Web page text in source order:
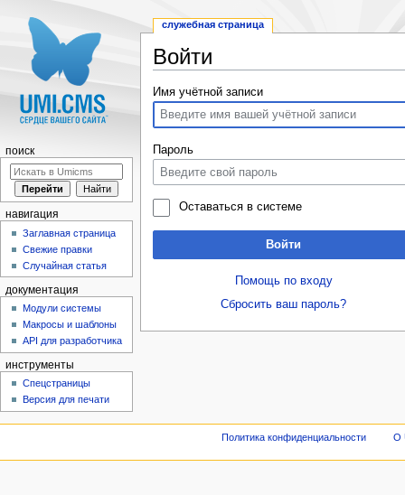
Войти
Имя учётной записи
Пароль
Оставаться в системе
Войти
Помощь по входу
Сбросить ваш пароль?
служебная страница
поиск
навигация
Заглавная страница
Свежие правки
Случайная статья
документация
Модули системы
Макросы и шаблоны
API для разработчика
инструменты
Спецстраницы
Версия для печати
Политика конфиденциальности О